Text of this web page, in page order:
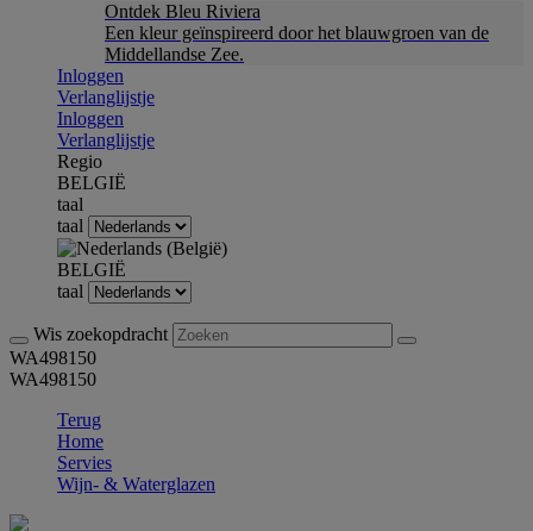
Ontdek Bleu Riviera
Een kleur geïnspireerd door het blauwgroen van de
Middellandse Zee.
Inloggen
Verlanglijstje
Inloggen
Verlanglijstje
Regio
BELGIË
taal
taal
BELGIË
taal
Wis zoekopdracht
WA498150
WA498150
Terug
Home
Servies
Wijn- & Waterglazen